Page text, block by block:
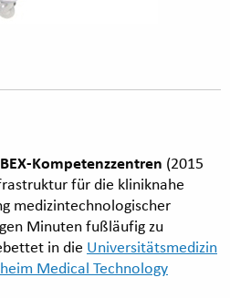
Kompetenzzentren (2015
für die kliniknahe
medizintechnologischer
Minuten fußläufig zu
in die Universitätsmedizin
Medical Technology